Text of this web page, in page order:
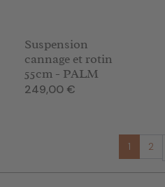
Suspension
cannage et rotin
55cm - PALM
Prix
249,00 €
1 2